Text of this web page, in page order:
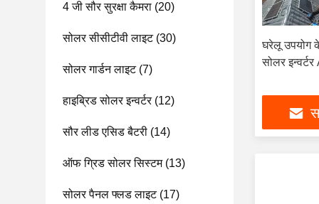
4 जी सौर सुरक्षा कैमरा (20)
सोलर सीसीटीवी लाइट(30)
सोलर गार्डन लाइट(7)
हाइब्रिड सोलर इन्वर्टर(12)
सौर लीड एसिड बैटरी (14)
ऑफ ग्रिड सोलर सिस्टम(13)
सोलर पैनल फ्लड लाइट(17)
घरेलू उपयोग
सोलर